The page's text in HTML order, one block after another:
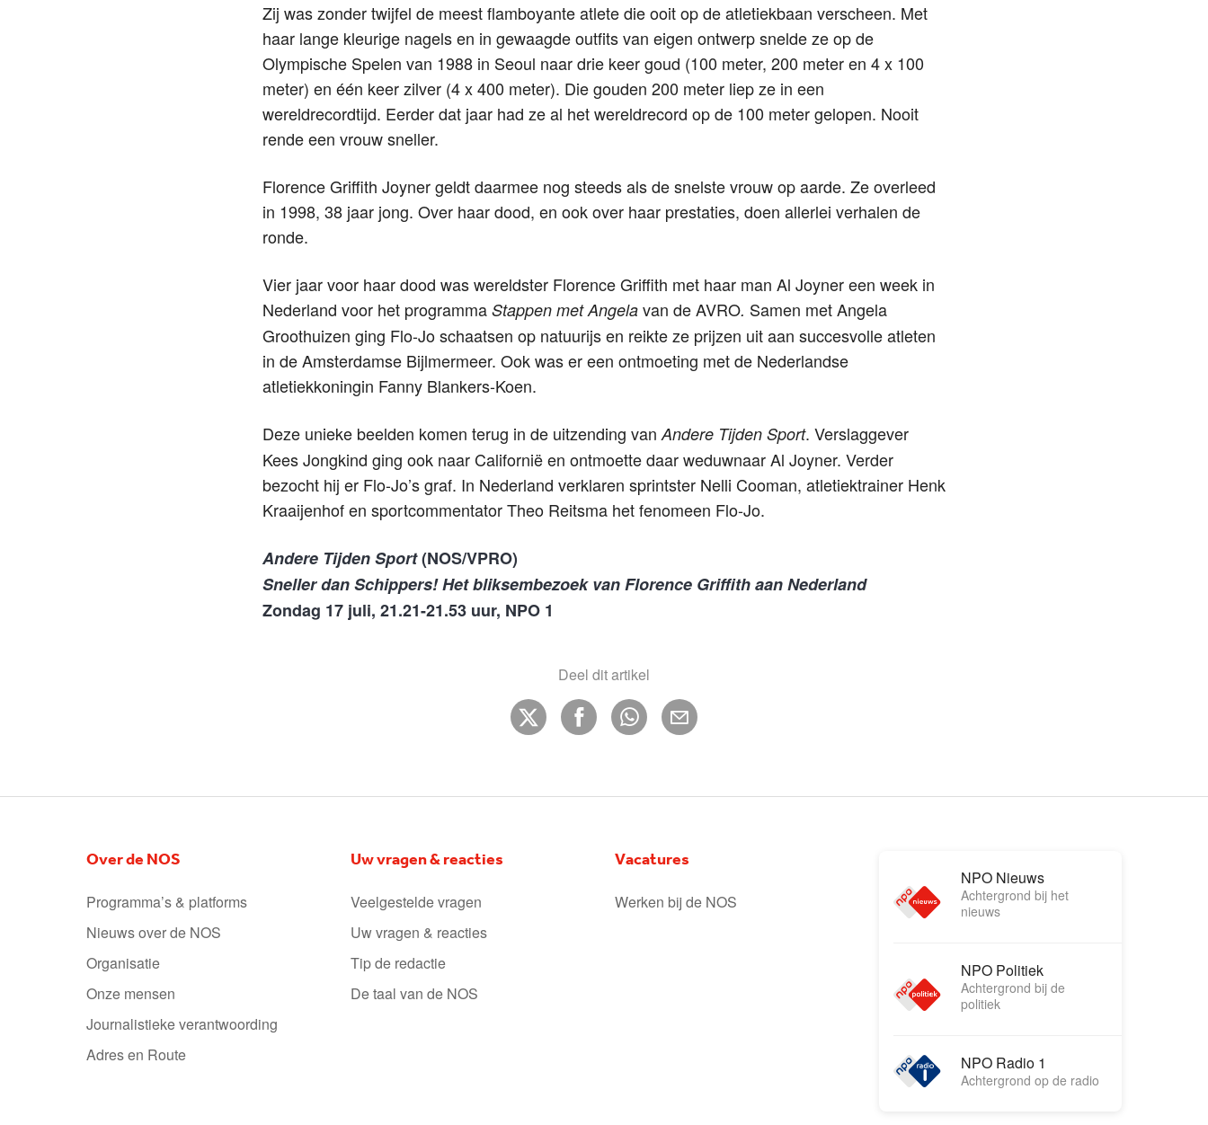
Zij was zonder twijfel de meest flamboyante atlete die ooit op de atletiekbaan verscheen. Met
haar lange kleurige nagels en in gewaagde outfits van eigen ontwerp snelde ze op de
Olympische Spelen van 1988 in Seoul naar drie keer goud (100 meter, 200 meter en 4 x 100
meter) en één keer zilver (4 x 400 meter). Die gouden 200 meter liep ze in een
wereldrecordtijd. Eerder dat jaar had ze al het wereldrecord op de 100 meter gelopen. Nooit
rende een vrouw sneller.
Florence Griffith Joyner geldt daarmee nog steeds als de snelste vrouw op aarde. Ze overleed
in 1998, 38 jaar jong. Over haar dood, en ook over haar prestaties, doen allerlei verhalen de
ronde.
Vier jaar voor haar dood was wereldster Florence Griffith met haar man Al Joyner een week in
Nederland voor het programma Stappen met Angela van de AVRO. Samen met Angela
Groothuizen ging Flo-Jo schaatsen op natuurijs en reikte ze prijzen uit aan succesvolle atleten
in de Amsterdamse Bijlmermeer. Ook was er een ontmoeting met de Nederlandse
atletiekkoningin Fanny Blankers-Koen.
Deze unieke beelden komen terug in de uitzending van Andere Tijden Sport. Verslaggever
Kees Jongkind ging ook naar Californië en ontmoette daar weduwnaar Al Joyner. Verder
bezocht hij er Flo-Jo’s graf. In Nederland verklaren sprintster Nelli Cooman, atletiektrainer Henk
Kraaijenhof en sportcommentator Theo Reitsma het fenomeen Flo-Jo.
Andere Tijden Sport(NOS/VPRO)
Sneller dan Schippers! Het bliksembezoek van Florence Griffith aan Nederland
Zondag 17 juli, 21.21-21.53 uur, NPO 1
Deel dit artikel
Over de NOS
Programma’s & platforms
Nieuws over de NOS
Organisatie
Onze mensen
Journalistieke verantwoording
Adres en Route
Uw vragen & reacties
Veelgestelde vragen
Uw vragen & reacties
Tip de redactie
De taal van de NOS
Vacatures
Werken bij de NOS
NPO Nieuws
Achtergrond bij het
nieuws
NPO Politiek
Achtergrond bij de
politiek
NPO Radio 1
Achtergrond op de radio